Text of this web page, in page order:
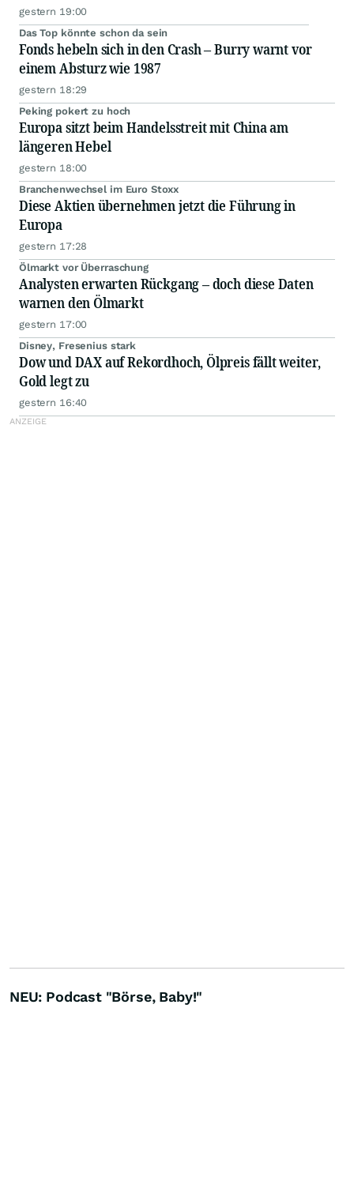
gestern 19:00
Das Top könnte schon da sein
Fonds hebeln sich in den Crash – Burry warnt vor
einem Absturz wie 1987
gestern 18:29
Peking pokert zu hoch
Europa sitzt beim Handelsstreit mit China am
längeren Hebel
gestern 18:00
Branchenwechsel im Euro Stoxx
Diese Aktien übernehmen jetzt die Führung in
Europa
gestern 17:28
Ölmarkt vor Überraschung
Analysten erwarten Rückgang – doch diese Daten
warnen den Ölmarkt
gestern 17:00
Disney, Fresenius stark
Dow und DAX auf Rekordhoch, Ölpreis fällt weiter,
Gold legt zu
gestern 16:40
NEU: Podcast "Börse, Baby!"